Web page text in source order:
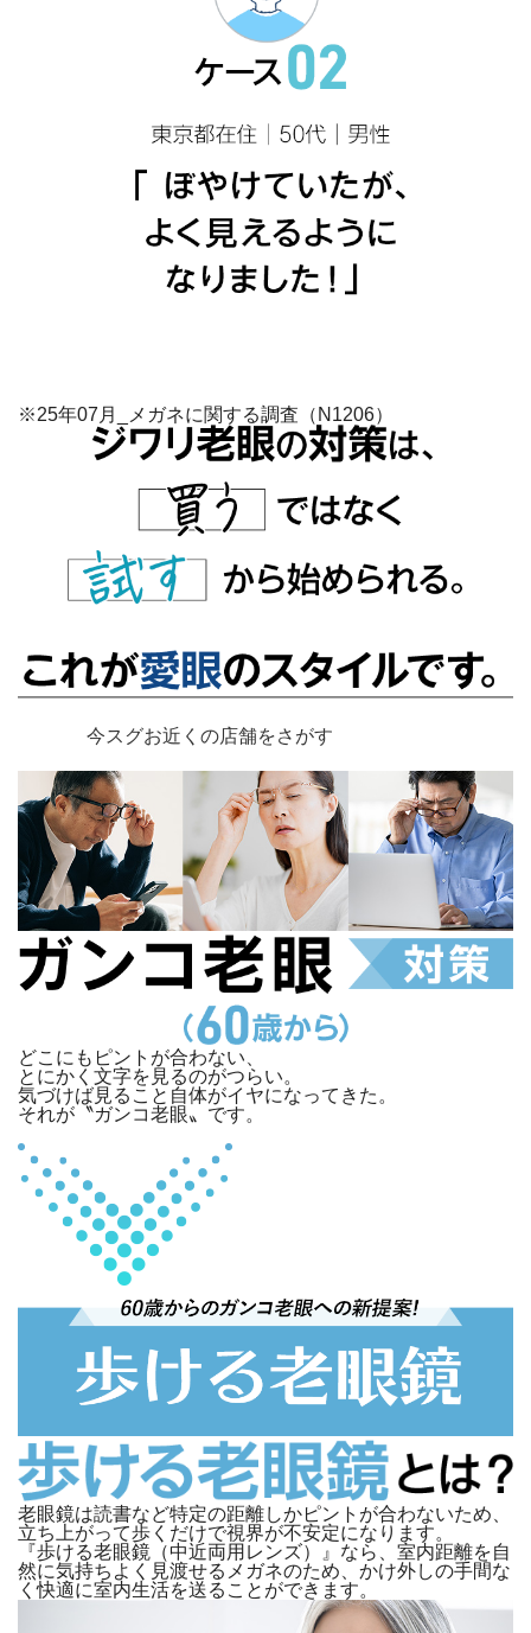
※25年07月_メガネに関する調査（N1206）
今スグお近くの店舗をさがす
どこにもピントが合わない、
とにかく文字を見るのがつらい。
気づけば見ること自体がイヤになってきた。
それが 〝ガンコ老眼〟 です。
老眼鏡は読書など特定の距離しかピントが合わないため、
立ち上がって歩くだけで視界が不安定になります。
『歩ける老眼鏡（中近両用レンズ）』なら、室内距離を自
然に気持ちよく見渡せるメガネのため、かけ外しの手間な
く快適に室内生活を送ることができます。